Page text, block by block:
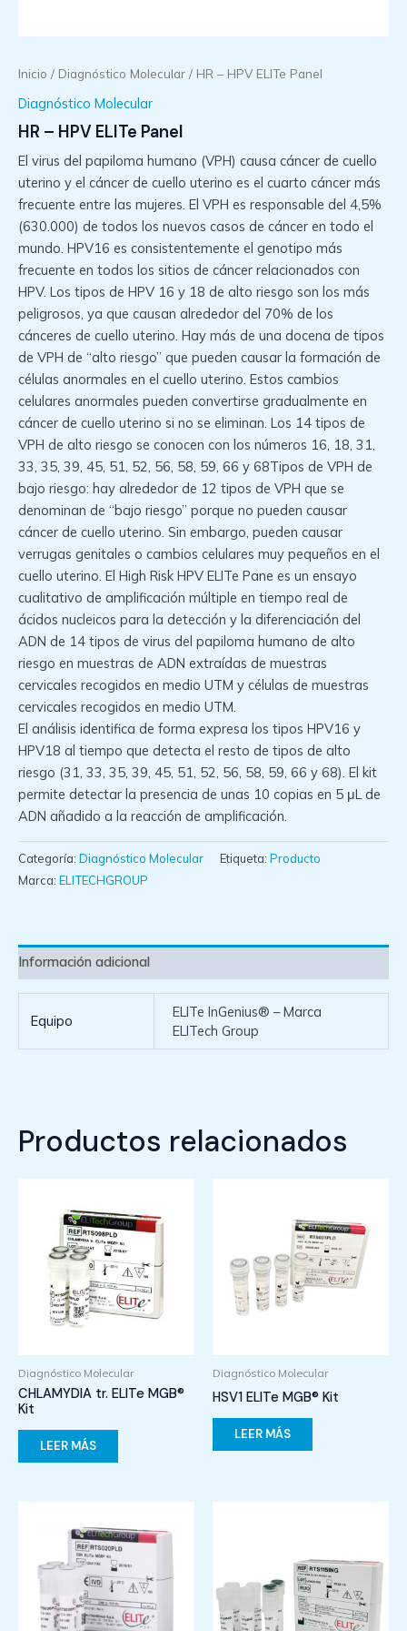
Inicio / Diagnóstico Molecular / HR – HPV ELITe Panel
Diagnóstico Molecular
HR – HPV ELITe Panel
El virus del papiloma humano (VPH) causa cáncer de cuello
uterino y el cáncer de cuello uterino es el cuarto cáncer más
frecuente entre las mujeres. El VPH es responsable del 4,5%
(630.000) de todos los nuevos casos de cáncer en todo el
mundo. HPV16 es consistentemente el genotipo más
frecuente en todos los sitios de cáncer relacionados con
HPV. Los tipos de HPV 16 y 18 de alto riesgo son los más
peligrosos, ya que causan alrededor del 70% de los
cánceres de cuello uterino. Hay más de una docena de tipos
de VPH de “alto riesgo” que pueden causar la formación de
células anormales en el cuello uterino. Estos cambios
celulares anormales pueden convertirse gradualmente en
cáncer de cuello uterino si no se eliminan. Los 14 tipos de
VPH de alto riesgo se conocen con los números 16, 18, 31,
33, 35, 39, 45, 51, 52, 56, 58, 59, 66 y 68Tipos de VPH de
bajo riesgo: hay alrededor de 12 tipos de VPH que se
denominan de “bajo riesgo” porque no pueden causar
cáncer de cuello uterino. Sin embargo, pueden causar
verrugas genitales o cambios celulares muy pequeños en el
cuello uterino. El High Risk HPV ELITe Pane es un ensayo
cualitativo de amplificación múltiple en tiempo real de
ácidos nucleicos para la detección y la diferenciación del
ADN de 14 tipos de virus del papiloma humano de alto
riesgo en muestras de ADN extraídas de muestras
cervicales recogidos en medio UTM y células de muestras
cervicales recogidos en medio UTM.
El análisis identifica de forma expresa los tipos HPV16 y
HPV18 al tiempo que detecta el resto de tipos de alto
riesgo (31, 33, 35, 39, 45, 51, 52, 56, 58, 59, 66 y 68). El kit
permite detectar la presencia de unas 10 copias en 5 μL de
ADN añadido a la reacción de amplificación.
Categoría: Diagnóstico Molecular Etiqueta: Producto
Marca: ELITECHGROUP
Información adicional
Equipo
ELITe InGenius® – Marca
ELITech Group
Productos relacionados
Diagnóstico Molecular
CHLAMYDIA tr. ELITe MGB®
Kit
LEER MÁS
Diagnóstico Molecular
HSV1 ELITe MGB® Kit
LEER MÁS